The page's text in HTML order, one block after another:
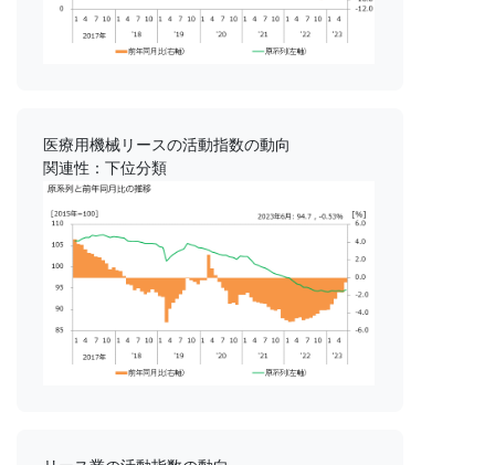
医療用機械リースの活動指数の動向
関連性：下位分類